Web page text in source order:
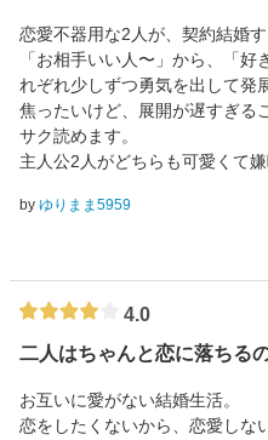
恋愛不器用な2人が、契約結婚す
「お相手いい人〜」から、「
れぞれ少しずつ勇気を出して発
焦ったいけど、展開が遅すぎる
サク読めます。
主人公2人がどちらも可愛くて
by ゆりまま5959
4.0
二人はちゃんと恋に落ちる
お互いに愛がない結婚生活。
恋をしたくないから、恋愛しな